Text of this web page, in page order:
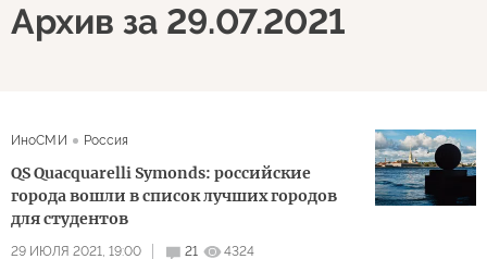
Архив за 29.07.2021
ИноСМИ Россия
QS Quacquarelli Symonds: российские
города вошли в список лучших городов
для студентов
29 ИЮЛЯ 2021, 19:00 21 4324